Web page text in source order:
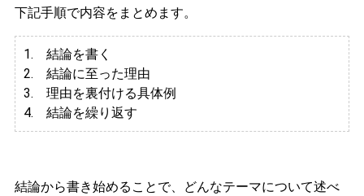
下記手順で内容をまとめます。
1. 結論を書く
2. 結論に至った理由
3. 理由を裏付ける具体例
4. 結論を繰り返す
結論から書き始めることで、どんなテーマについて述べ